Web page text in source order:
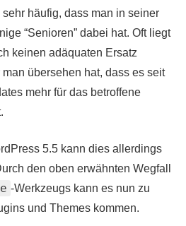
häufig, dass man in seiner
“Senioren” dabei hat. Oft liegt
keinen adäquaten Ersatz
übersehen hat, dass es seit
mehr für das betroffene
5.5 kann dies allerdings
den oben erwähnten Wegfall
-Werkzeugs kann es nun zu
und Themes kommen.